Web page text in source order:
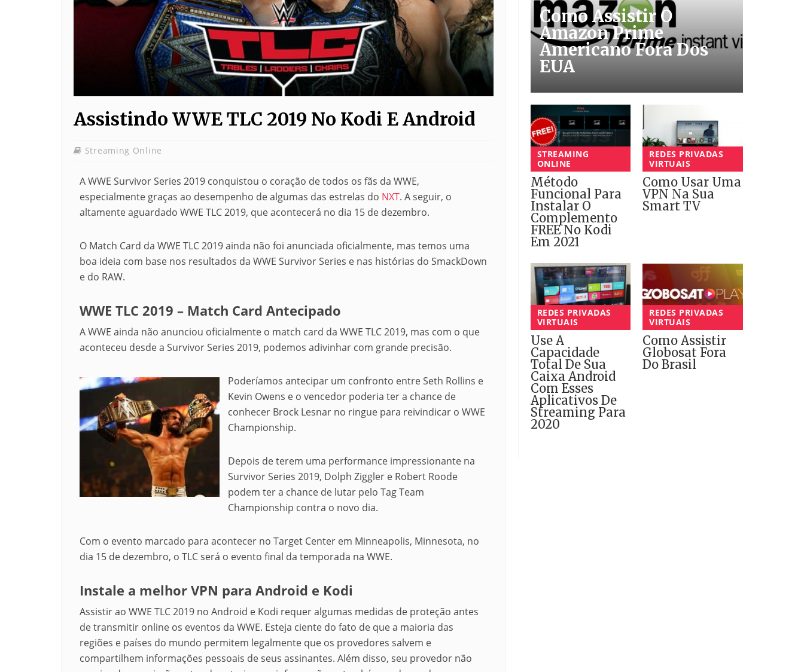
Assistindo WWE TLC 2019 No Kodi E Android
Streaming Online
A WWE Survivor Series 2019 conquistou o coração de todos os fãs da WWE,
especialmente graças ao desempenho de algumas das estrelas do NXT. A seguir, o
altamente aguardado WWE TLC 2019, que acontecerá no dia 15 de dezembro.
O Match Card da WWE TLC 2019 ainda não foi anunciada oficialmente, mas temos uma
boa ideia com base nos resultados da WWE Survivor Series e nas histórias do SmackDown
e do RAW.
WWE TLC 2019 – Match Card Antecipado
A WWE ainda não anunciou oficialmente o match card da WWE TLC 2019, mas com o que
aconteceu desde a Survivor Series 2019, podemos adivinhar com grande precisão.
Poderíamos antecipar um confronto entre Seth Rollins e
Kevin Owens e o vencedor poderia ter a chance de
conhecer Brock Lesnar no ringue para reivindicar o WWE
Championship.
Depois de terem uma performance impressionante na
Survivor Series 2019, Dolph Ziggler e Robert Roode
podem ter a chance de lutar pelo Tag Team
Championship contra o novo dia.
Com o evento marcado para acontecer no Target Center em Minneapolis, Minnesota, no
dia 15 de dezembro, o TLC será o evento final da temporada na WWE.
Instale a melhor VPN para Android e Kodi
Assistir ao WWE TLC 2019 no Android e Kodi requer algumas medidas de proteção antes
de transmitir online os eventos da WWE. Esteja ciente do fato de que a maioria das
regiões e países do mundo permitem legalmente que os provedores salvem e
compartilhem informações pessoais de seus assinantes. Além disso, seu provedor não
Como Assistir O
Amazon Prime
Americano Fora Dos
EUA
STREAMING
ONLINE
Método
Funcional Para
Instalar O
Complemento
FREE No Kodi
Em 2021
REDES PRIVADAS
VIRTUAIS
Como Usar Uma
VPN Na Sua
Smart TV
REDES PRIVADAS
VIRTUAIS
Use A
Capacidade
Total De Sua
Caixa Android
Com Esses
Aplicativos De
Streaming Para
2020
REDES PRIVADAS
VIRTUAIS
Como Assistir
Globosat Fora
Do Brasil